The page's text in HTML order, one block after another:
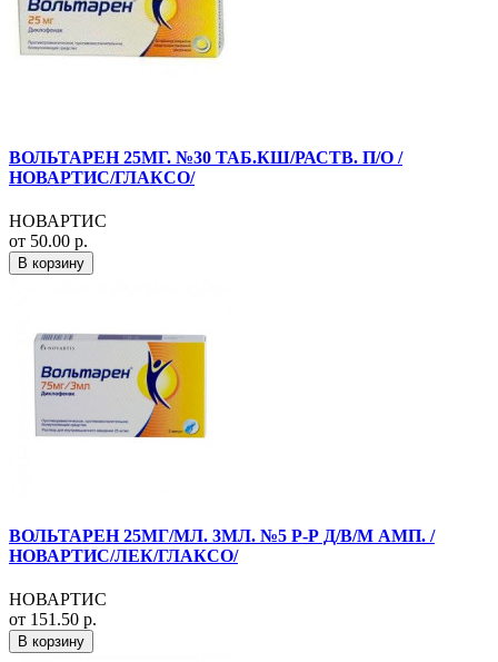
ВОЛЬТАРЕН 25МГ. №30 ТАБ.КШ/РАСТВ. П/О /
НОВАРТИС/ГЛАКСО/
НОВАРТИС
от 50.00 р.
В корзину
ВОЛЬТАРЕН 25МГ/МЛ. 3МЛ. №5 Р-Р Д/В/М АМП. /
НОВАРТИС/ЛЕК/ГЛАКСО/
НОВАРТИС
от 151.50 р.
В корзину